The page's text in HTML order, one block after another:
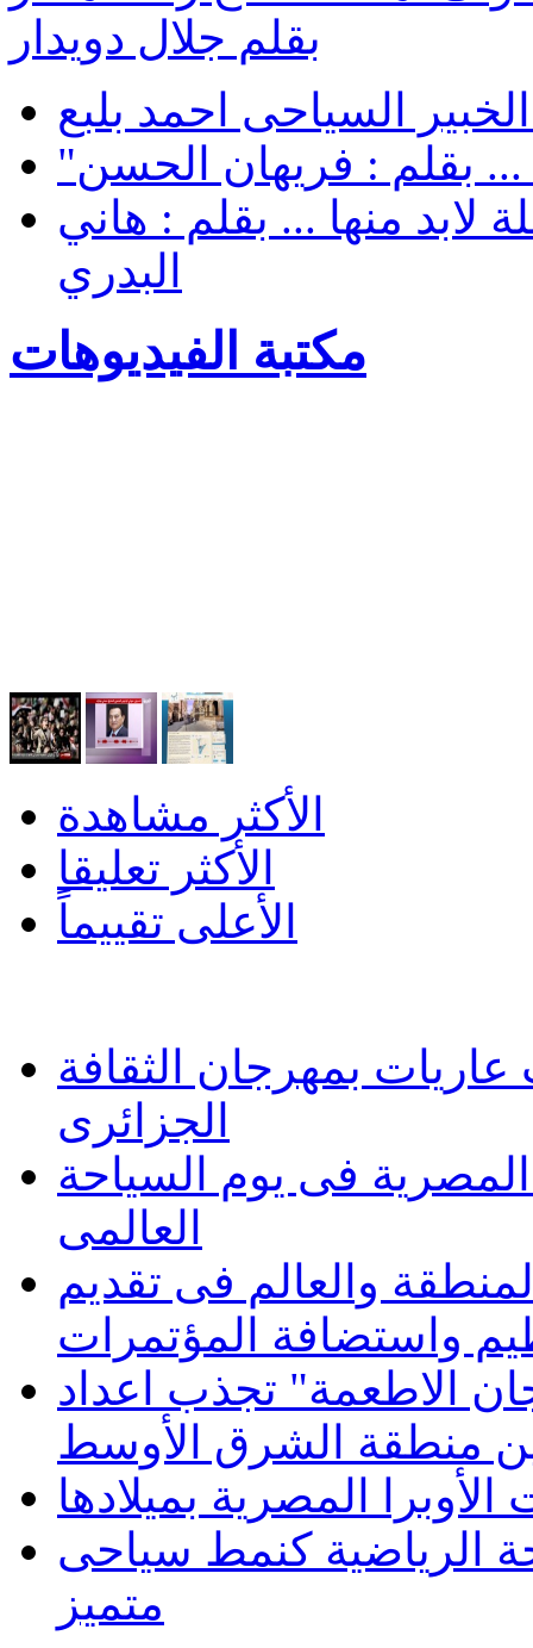
بقلم جلال دويدار
السياحى احمد بلبع
بقلم : فريهان الحسن
لابد منها ... بقلم : هاني
البدري
مكتبة الفيديوهات
الأكثر مشاهدة
الأكثر تعليقا
الأعلى تقييماً
بمهرجان الثقافة
الجزائرى
فى يوم السياحة
العالمى
والعالم فى تقديم
واستضافة المؤتمرات
الاطعمة" تجذب اعداد
منطقة الشرق الأوسط
المصرية بميلادها
الرياضية كنمط سياحى
متميز